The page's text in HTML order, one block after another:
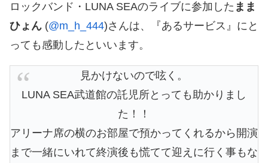
ロックバンド・LUNA SEAのライブに参加した まま
ひょん (@m_h_444)さんは、『あるサービス』にと
っても感動したといいます。
見かけないので呟く。
LUNA SEA武道館の託児所とっても助かりまし
た！！
アリーナ席の横のお部屋で預かってくれるから開演
まで一緒にいれて終演後も慌てて迎えに行く事もな